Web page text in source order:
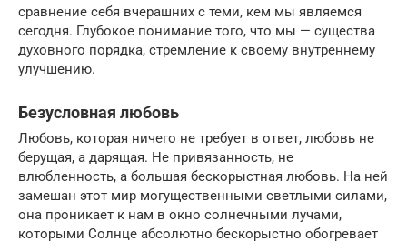
сравнение себя вчерашних с теми, кем мы являемся
сегодня. Глубокое понимание того, что мы — существа
духовного порядка, стремление к своему внутреннему
улучшению.
Безусловная любовь
Любовь, которая ничего не требует в ответ, любовь не
берущая, а дарящая. Не привязанность, не
влюбленность, а большая бескорыстная любовь. На ней
замешан этот мир могущественными светлыми силами,
она проникает к нам в окно солнечными лучами,
которыми Солнце абсолютно бескорыстно обогревает